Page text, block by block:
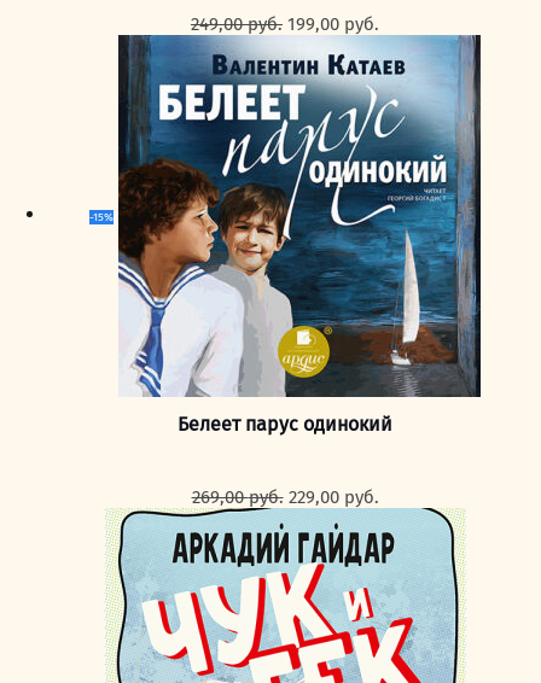
249,00руб. Первоначальная
составляла
249,00 руб..
199,00 руб.
цена:
199,00 руб..
-15%
Белеет парус одинокий
269,00руб. Первоначальная
цена
составляла
269,00 руб..
229,00 руб.
цена:
229,00 руб..